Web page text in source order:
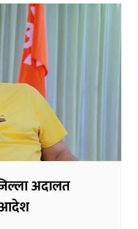
अदालत
आदेश